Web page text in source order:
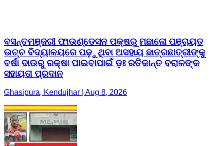
ବସନ୍ତମଞ୍ଜରୀ ଫାଉଣ୍ଡେସନ ପକ୍ଷରୁ ମଛାଳୋ ପଞ୍ଚାୟତ
ଉଚ୍ଚ ବିଦ୍ୟାଳୟରେ ପଢ଼ୁଥିବା ଅସହାୟ ଛାତ୍ରଛାତ୍ରୀଙ୍କୁ
ବର୍ଷା ଦାଉରୁ ରକ୍ଷା ପାଇବାପାଇଁ ଡ଼ଃ ରତିକାନ୍ତ ବରାଳଙ୍କ
ସହାୟତା ପ୍ରଦାନ
Ghasipura, Kendujhar | Aug 8, 2026